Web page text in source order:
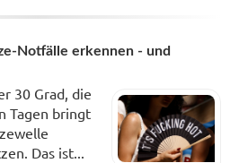
Notfälle erkennen - und
30 Grad, die
Tagen bringt
Das ist...